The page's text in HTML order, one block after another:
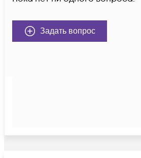
Задать вопрос